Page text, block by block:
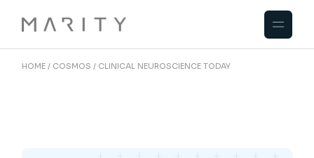
HOME COSMOS CLINICAL NEUROSCIENCE TODAY